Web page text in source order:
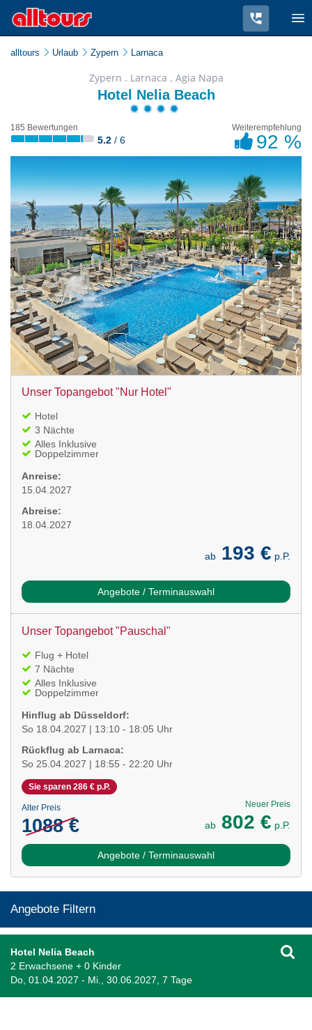
alltours Urlaub Zypern Larnaca
Zypern . Larnaca . Agia Napa
Hotel Nelia Beach
185 Bewertungen
5.2 / 6
Weiterempfehlung
92 %
Unser Topangebot "Nur Hotel"
Hotel
3 Nächte
Alles Inklusive
Doppelzimmer
Anreise:
15.04.2027
Abreise:
18.04.2027
ab 193 € p.P.
Angebote / Terminauswahl
Unser Topangebot "Pauschal"
Flug + Hotel
7 Nächte
Alles Inklusive
Doppelzimmer
Hinflug ab Düsseldorf:
So 18.04.2027 | 13:10 - 18:05 Uhr
Rückflug ab Larnaca:
So 25.04.2027 | 18:55 - 22:20 Uhr
Sie sparen 286 € p.P.
Alter Preis
1088 €
Neuer Preis
ab 802 € p.P.
Angebote / Terminauswahl
Angebote Filtern
Hotel Nelia Beach
2 Erwachsene + 0 Kinder
Do, 01.04.2027 - Mi., 30.06.2027, 7 Tage